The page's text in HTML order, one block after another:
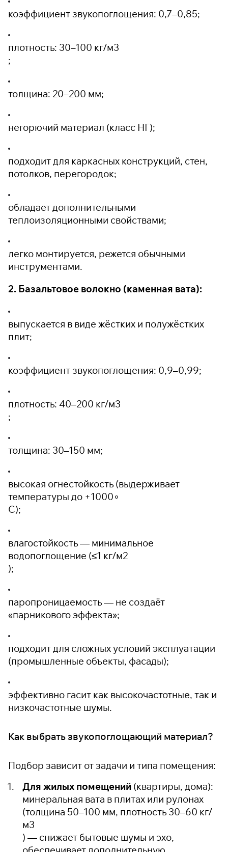
коэффициент звукопоглощения: 0,7–0,85;
плотность: 30–100 кг/м3
;
толщина: 20–200 мм;
негорючий материал (класс НГ);
подходит для каркасных конструкций, стен,
потолков, перегородок;
обладает дополнительными
теплоизоляционными свойствами;
легко монтируется, режется обычными
инструментами.
2. Базальтовое волокно (каменная вата):
выпускается в виде жёстких и полужёстких
плит;
коэффициент звукопоглощения: 0,9–0,99;
плотность: 40–200 кг/м3
;
толщина: 30–150 мм;
высокая огнестойкость (выдерживает
температуры до +1000∘
C);
влагостойкость — минимальное
водопоглощение (≤1 кг/м2
);
паропроницаемость — не создаёт
«парникового эффекта»;
подходит для сложных условий эксплуатации
(промышленные объекты, фасады);
эффективно гасит как высокочастотные, так и
низкочастотные шумы.
Как выбрать звукопоглощающий материал?
Подбор зависит от задачи и типа помещения:
Для жилых помещений (квартиры, дома):
минеральная вата в плитах или рулонах
(толщина 50–100 мм, плотность 30–60 кг/
м3
) — снижает бытовые шумы и эхо,